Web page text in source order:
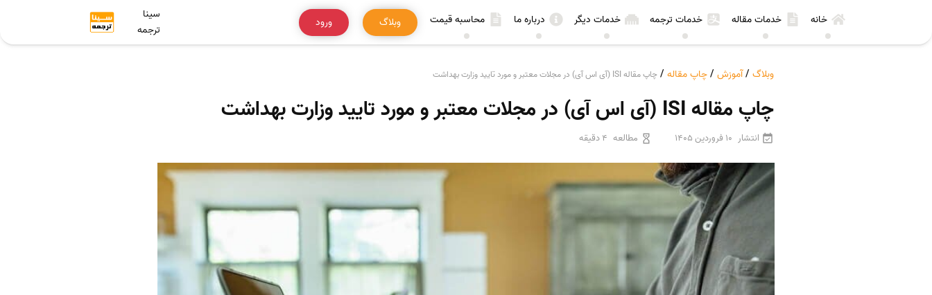
خانه خدمات مقاله خدمات ترجمه خدمات دیگر درباره ما محاسبه قیمت وبلاگ ورود
سینا
ترجمه
وبلاگ /آموزش /چاپ مقاله / چاپ مقاله ISI (آی اس آی) در مجلات معتبر و مورد تایید وزارت بهداشت
چاپ مقاله ISI (آی اس آی) در مجلات معتبر و مورد تایید وزارت بهداشت
انتشار 10 فروردین 1405 مطالعه 4 دقیقه